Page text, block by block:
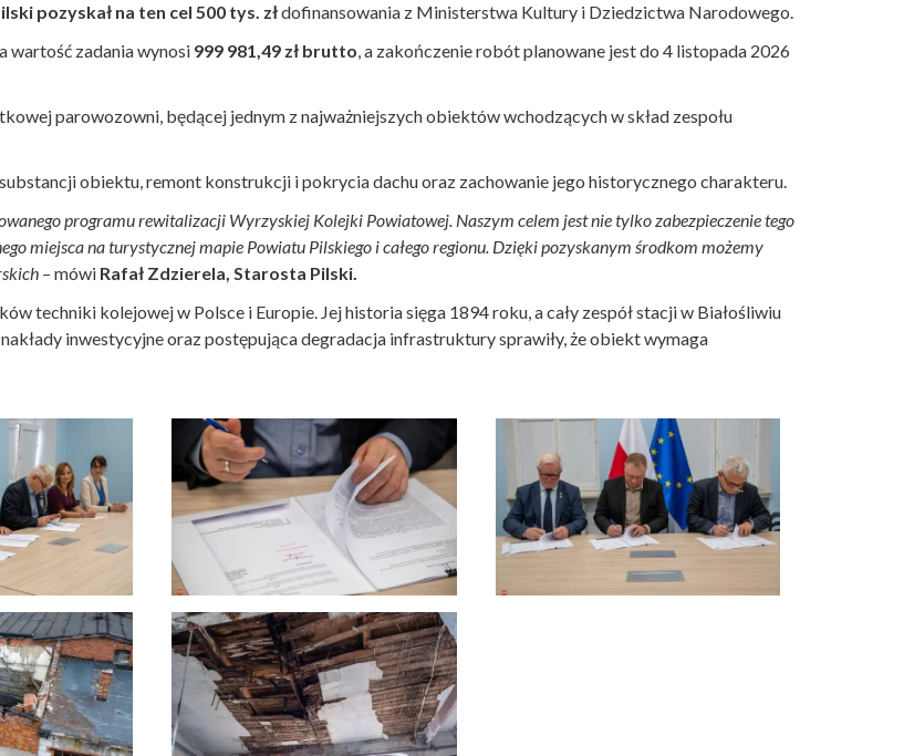
pozyskał na ten cel 500 tys. złdofinansowania z Ministerstwa Kultury i Dziedzictwa Narodowego.
wartość zadania wynosi 999 981,49 zł brutto, a zakończenie robót planowane jest do 4 listopada 2026
parowozowni, będącej jednym z najważniejszych obiektów wchodzących w skład zespołu
obiektu, remont konstrukcji i pokrycia dachu oraz zachowanie jego historycznego charakteru.
programu rewitalizacji Wyrzyskiej Kolejki Powiatowej. Naszym celem jest nie tylko zabezpieczenie tego
miejsca na turystycznej mapie Powiatu Pilskiego i całego regionu. Dzięki pozyskanym środkom możemy
– mówi Rafał Zdzierela, Starosta Pilski.
techniki kolejowej w Polsce i Europie. Jej historia sięga 1894 roku, a cały zespół stacji w Białośliwiu
inwestycyjne oraz postępująca degradacja infrastruktury sprawiły, że obiekt wymaga